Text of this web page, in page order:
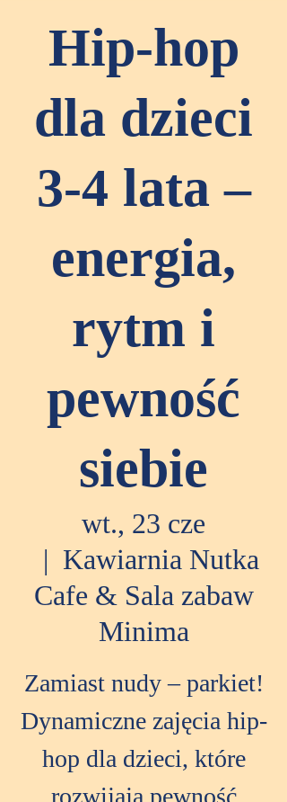
Hip-hop
dla dzieci
3-4 lata –
energia,
rytm i
pewność
siebie
wt., 23 cze
  |
Kawiarnia Nutka
Cafe & Sala zabaw
Minima
Zamiast nudy – parkiet!
Dynamiczne zajęcia hip-
hop dla dzieci, które